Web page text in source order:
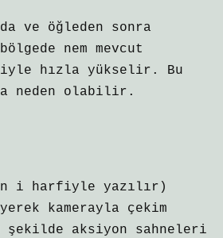
ve öğleden sonra
nem mevcut
hızla yükselir. Bu
neden olabilir.
i harfiyle yazılır)
kamerayla çekim
şekilde aksiyon sahneleri